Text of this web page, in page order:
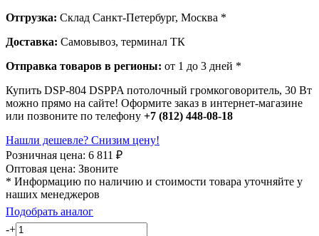
Отгрузка: Склад Санкт-Петербург, Москва *
Доставка: Самовывоз, терминал ТК
Отправка товаров в регионы: от 1 до 3 дней *
Купить DSP-804 DSPPA потолочный громкоговоритель, 30 Вт
можно прямо на сайте! Оформите заказ в интернет-магазине
или позвоните по телефону +7 (812) 448-08-18
Нашли дешевле? Снизим цену!
Розничная цена: 6 811 ₽
Оптовая цена: Звоните
* Информацию по наличию и стоимости товара уточняйте у
наших менеджеров
Подобрать аналог
-+